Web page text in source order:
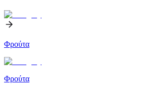
Φρούτα
Φρούτα